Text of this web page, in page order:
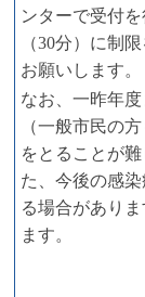
ンターで受付
（30分）に制
お願いします。
なお、一昨年
（一般市民の
をとることが
た、今後の感
る場合があり
ます。